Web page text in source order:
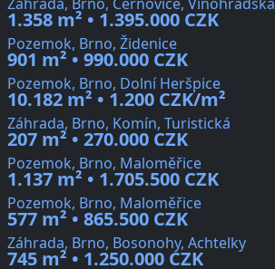
1.358 m² • 1.395.000 CZK
Pozemok, Brno, Židenice
901 m² • 990.000 CZK
Pozemok, Brno, Dolní Heršpice
10.182 m² • 1.200 CZK/m²
Záhrada, Brno, Komín, Turistická
207 m² • 270.000 CZK
Pozemok, Brno, Maloměřice
1.137 m² • 1.705.500 CZK
Pozemok, Brno, Maloměřice
577 m² • 865.500 CZK
Záhrada, Brno, Bosonohy, Achtelky
745 m² • 1.250.000 CZK